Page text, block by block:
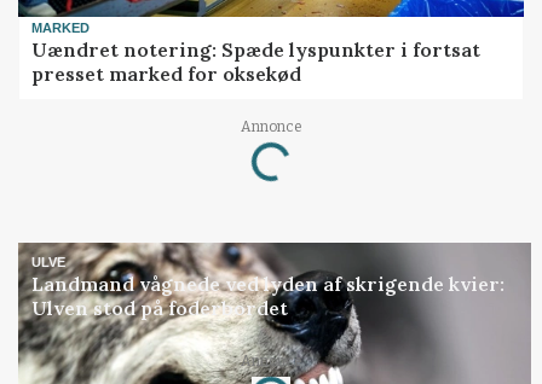
MARKED
Uændret notering: Spæde lyspunkter i fortsat
presset marked for oksekød
Annonce
Loading...
ULVE
Landmand vågnede ved lyden af skrigende kvier:
Ulven stod på foderbordet
Annonce